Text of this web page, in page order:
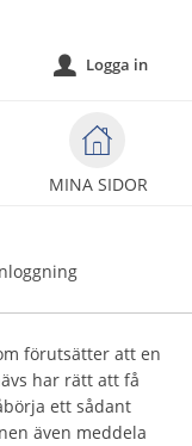
MINA SIDOR
u Logga in
förutsätter att en
har rätt att få
ett sådant
även meddela